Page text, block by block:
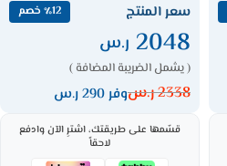
سعر المنتج ٪12 خصم
2048 ر.س
( يشمل الضريبة المضافة )
2338ر.سوفر 290 ر.س
قسّمها على طريقتك، اشترِ الآن وادفع
لاحقاً